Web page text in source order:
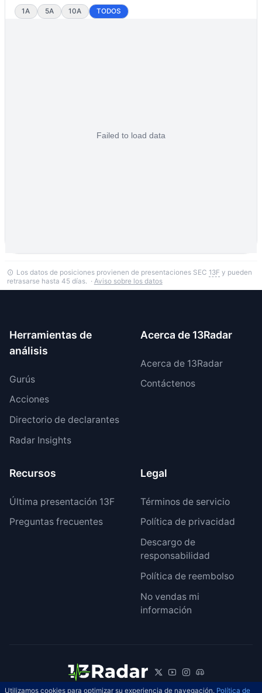
1A 5A 10A TODOS
Los datos de posiciones provienen de presentaciones SEC 13F y pueden
retrasarse hasta 45 días. · Aviso sobre los datos
Herramientas de
análisis
Gurús
Acciones
Directorio de declarantes
Radar Insights
Acerca de 13Radar
Acerca de 13Radar
Contáctenos
Recursos
Última presentación 13F
Preguntas frecuentes
Legal
Términos de servicio
Política de privacidad
Descargo de
responsabilidad
Política de reembolso
No vendas mi
información
Utilizamos cookies para optimizar su experiencia de navegación. Política de